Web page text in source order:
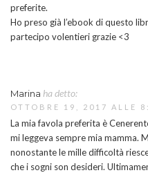
preferite.
Ho preso già l’ebook di questo
partecipo volentieri grazie <3
Marina ha detto:
OTTOBRE 19, 2017 ALLE
La mia favola preferita è
mi leggeva sempre mia mamma.
nonostante le mille difficoltà
che i sogni son desideri.